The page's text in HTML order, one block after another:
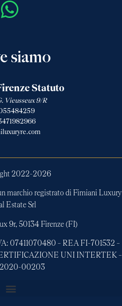
siamo
Statuto
Vieusseux 9/R
2022-2026
marchio registrato di Fimiani Luxury
Estate Srl
9r, 50134 Firenze (FI)
07411070480 – REA FI-701532 –
UNI INTERTEK –
00203